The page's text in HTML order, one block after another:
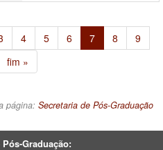
4 5 6 7 8
9
fim »
página: Secretaria de Pós-Graduação
Graduação: